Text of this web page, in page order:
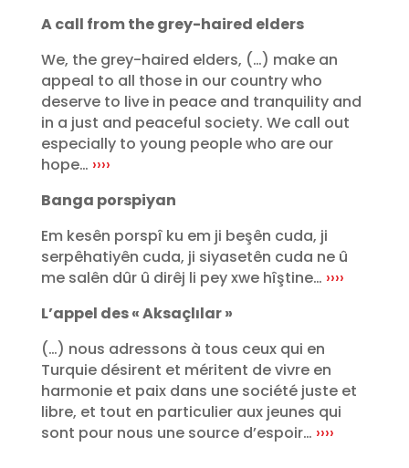
A call from the grey-haired elders
We, the grey-haired elders, (…) make an
appeal to all those in our country who
deserve to live in peace and tranquility and
in a just and peaceful society. We call out
especially to young people who are our
hope… ››››
Banga porspiyan
Em kesên porspî ku em ji beşên cuda, ji
serpêhatiyên cuda, ji siyasetên cuda ne û
me salên dûr û dirêj li pey xwe hîştine… ››››
L’appel des « Aksaçlılar »
(…) nous adressons à tous ceux qui en
Turquie désirent et méritent de vivre en
harmonie et paix dans une société juste et
libre, et tout en particulier aux jeunes qui
sont pour nous une source d’espoir… ››››